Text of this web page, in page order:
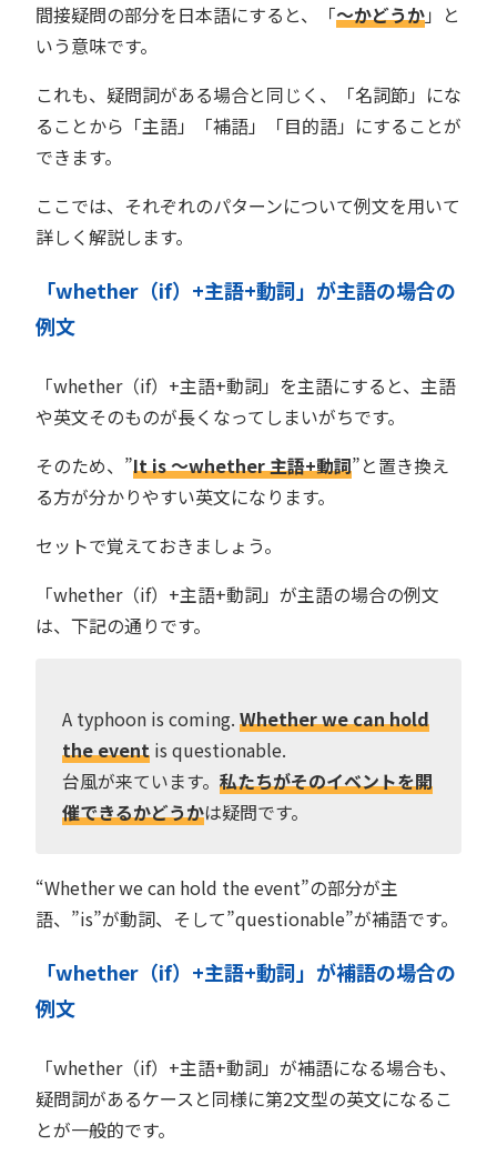
間接疑問の部分を日本語にすると、「〜かどうか」と
いう意味です。
これも、疑問詞がある場合と同じく、「名詞節」にな
ることから「主語」「補語」「目的語」にすることが
できます。
ここでは、それぞれのパターンについて例文を用いて
詳しく解説します。
「whether（if）+主語+動詞」が主語の場合の
例文
「whether（if）+主語+動詞」を主語にすると、主語
や英文そのものが長くなってしまいがちです。
そのため、”It is 〜whether 主語+動詞”と置き換え
る方が分かりやすい英文になります。
セットで覚えておきましょう。
「whether（if）+主語+動詞」が主語の場合の例文
は、下記の通りです。
A typhoon is coming. Whether we can hold
the event is questionable.
台風が来ています。 私たちがそのイベントを開
催できるかどうかは疑問です。
“Whether we can hold the event”の部分が主
語、”is”が動詞、そして”questionable”が補語です。
「whether（if）+主語+動詞」が補語の場合の
例文
「whether（if）+主語+動詞」が補語になる場合も、
疑問詞があるケースと同様に第2文型の英文になるこ
とが一般的です。